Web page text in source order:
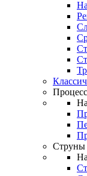
Струны